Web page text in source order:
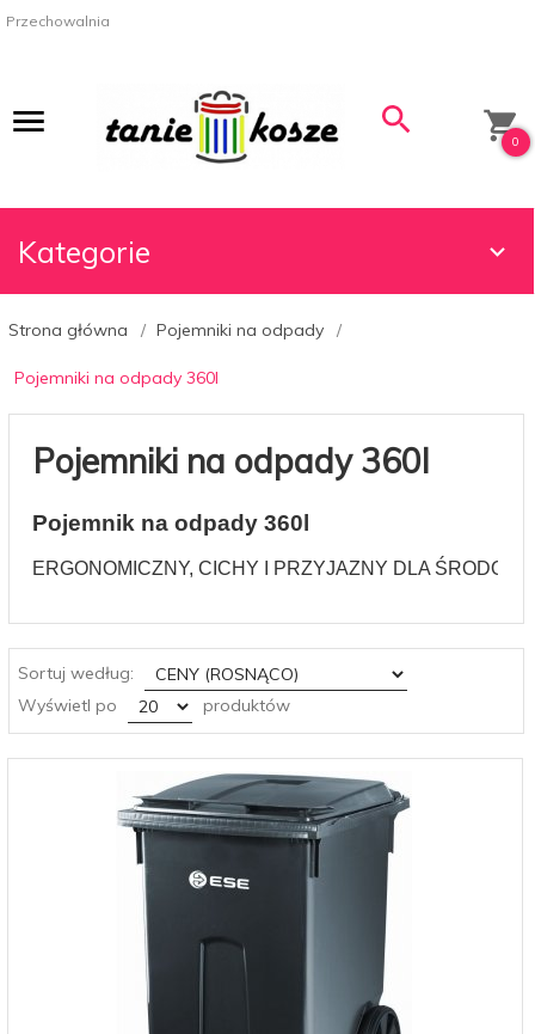
Przechowalnia
0
Kategorie
Strona główna Pojemniki na odpady
Pojemniki na odpady 360l
Pojemniki na odpady 360l
Pojemnik na odpady 360l
ERGONOMICZNY, CICHY I PRZYJAZNY DLA
Sortuj według:
sort
Wyświetl po
pop produktów